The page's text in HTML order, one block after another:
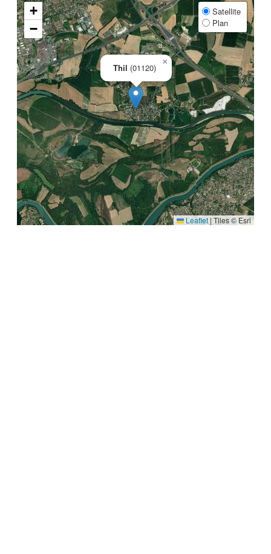
Thil (01120)
×
+
−
Satellite
Plan
Leaflet | Tiles © Esri